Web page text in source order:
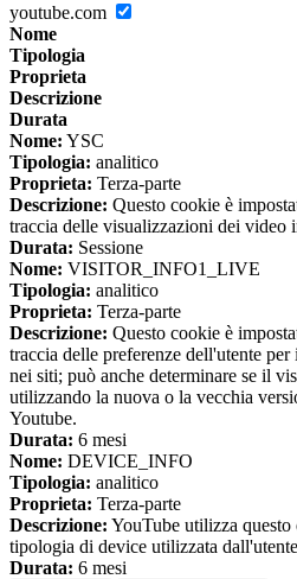
youtube.com
Nome
Tipologia
Proprieta
Descrizione
Durata
Nome: YSC
Tipologia: analitico
Proprieta: Terza-parte
Descrizione: Questo cookie è
traccia delle visualizzazioni dei video
Durata: Sessione
Nome: VISITOR_INFO1_LIVE
Tipologia: analitico
Proprieta: Terza-parte
Descrizione: Questo cookie è
traccia delle preferenze dell'utente
nei siti; può anche determinare se il
utilizzando la nuova o la vecchia
Youtube.
Durata: 6 mesi
Nome: DEVICE_INFO
Tipologia: analitico
Proprieta: Terza-parte
Descrizione: YouTube utilizza
tipologia di device utilizzata
Durata: 6 mesi